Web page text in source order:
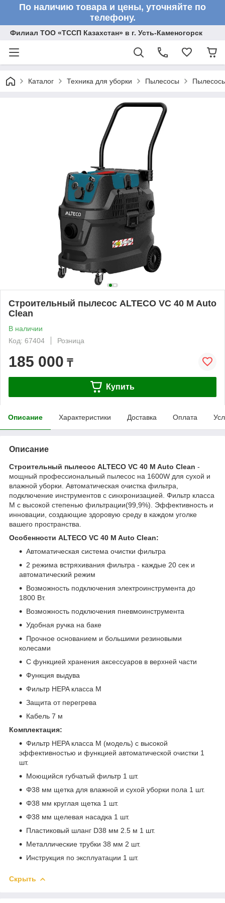
По наличию товара и цены, уточняйте по
телефону.
Филиал ТОО «ТССП Казахстан» в г. Усть-Каменогорск
Каталог Техника для уборки Пылесосы
Строительный пылесос ALTECO VC 40 M Auto
Сlean
В наличии
Код: 67404
Розница
185 000 ₸
Купить
Описание Характеристики Доставка Оплата
Описание
Строительный пылесос ALTECO VC 40 M Auto Сlean -
мощный профессиональный пылесос на 1600W для сухой и
влажной уборки. Автоматическая очистка фильтра,
подключение инструментов с синхронизацией. Фильтр класса
М с высокой степенью фильтрации(99,9%). Эффективность и
инновации, создающие здоровую среду в каждом уголке
вашего пространства.
Особенности ALTECO VC 40 M Auto Clean:
Автоматическая система очистки фильтра
2 режима встряхивания фильтра - каждые 20 сек и
автоматический режим
Возможность подключения электроинструмента до
1800 Вт.
Возможность подключения пневмоинструмента
Удобная ручка на баке
Прочное основанием и большими резиновыми
колесами
С функцией хранения аксессуаров в верхней части
Функция выдува
Фильтр HEPA класса M
Защита от перегрева
Кабель 7 м
Комплектация:
Фильтр HEPA класса M (модель) с высокой
эффективностью и функцией автоматической очистки 1
шт.
Моющийся губчатый фильтр 1 шт.
Φ38 мм щетка для влажной и сухой уборки пола 1 шт.
Φ38 мм круглая щетка 1 шт.
Φ38 мм щелевая насадка 1 шт.
Пластиковый шланг D38 мм 2.5 м 1 шт.
Металлические трубки 38 мм 2 шт.
Инструкция по эксплуатации 1 шт.
Скрыть